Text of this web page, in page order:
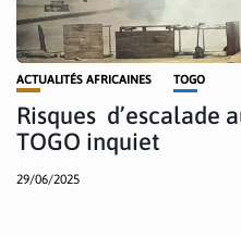
ACTUALITÉS AFRICAINES TOGO
Risques d’escalade
TOGO inquiet
29/06/2025